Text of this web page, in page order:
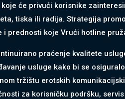
će privući korisnike
tiska ili radija. Strategija
i prednosti koje Vrući hotline
praćenje kvalitete
usluge kako bi se
tržištu erotskih
za korisničku podršku,